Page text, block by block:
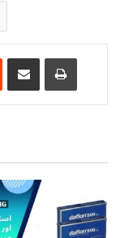
Reddit Share via Email Print